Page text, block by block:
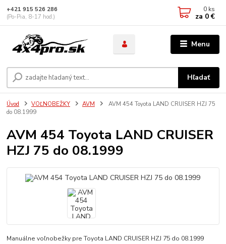
Menu
Hľadať
+421 915 526 286
(Po-Pia, 8-17 hod.)
0 ks
za 0 €
Úvod VOĽNOBEŽKY AVM
AVM 454 Toyota LAND CRUISER HZJ 75
do 08.1999
AVM 454 Toyota LAND CRUISER
HZJ 75 do 08.1999
Manuálne voľnobežky pre Toyota LAND CRUISER HZJ 75 do 08.1999